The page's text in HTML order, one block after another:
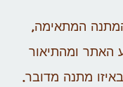
המתאימה,
האתר ומהתיאור
מתנה מדובר.